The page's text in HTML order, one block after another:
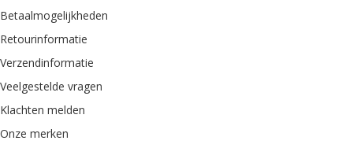
Betaalmogelijkheden
Retourinformatie
Verzendinformatie
Veelgestelde vragen
Klachten melden
Onze merken